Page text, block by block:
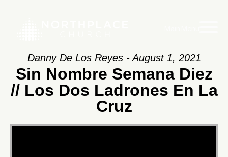
Danny De Los Reyes - August 1, 2021
Sin Nombre Semana Diez
// Los Dos Ladrones En La
Cruz